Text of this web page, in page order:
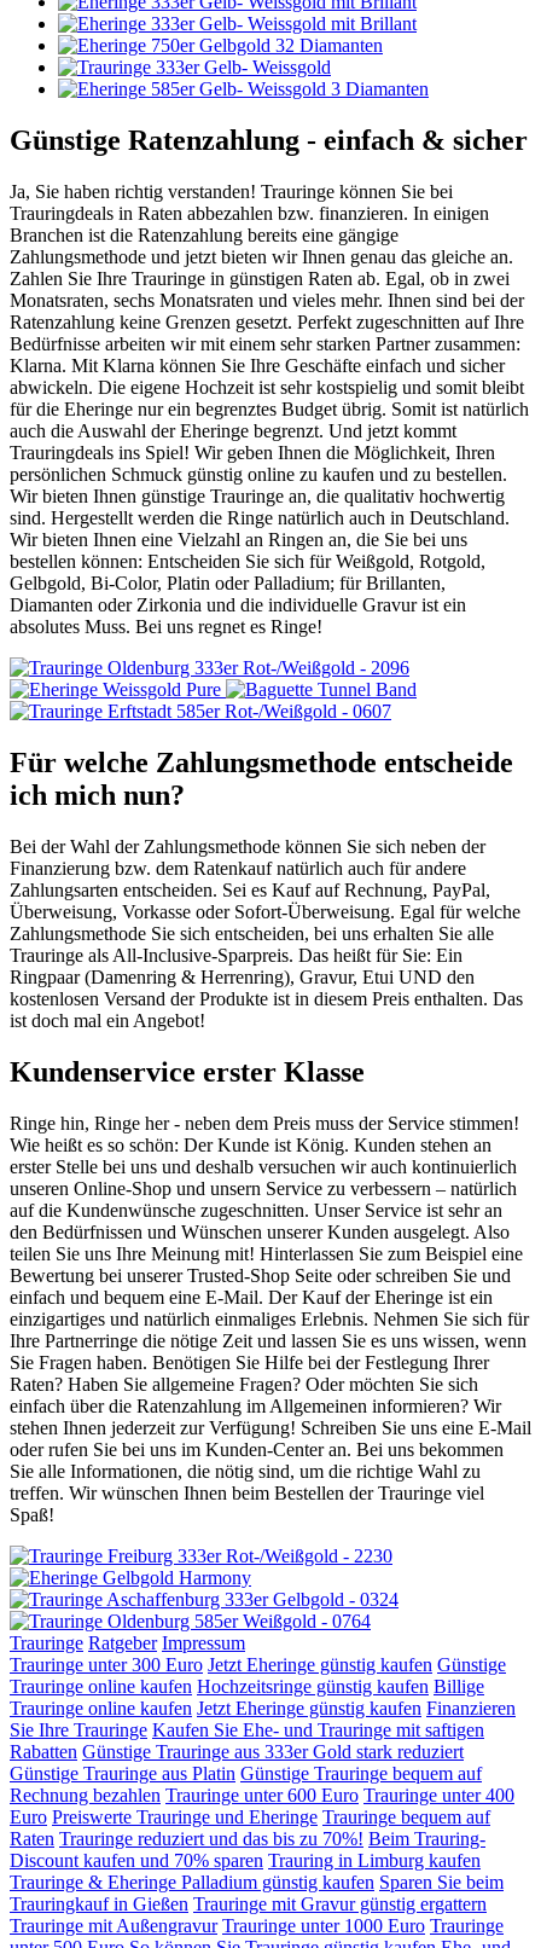
Günstige Ratenzahlung - einfach & sicher
Ja, Sie haben richtig verstanden! Trauringe können Sie bei
Trauringdeals in Raten abbezahlen bzw. finanzieren. In einigen
Branchen ist die Ratenzahlung bereits eine gängige
Zahlungsmethode und jetzt bieten wir Ihnen genau das gleiche an.
Zahlen Sie Ihre Trauringe in günstigen Raten ab. Egal, ob in zwei
Monatsraten, sechs Monatsraten und vieles mehr. Ihnen sind bei der
Ratenzahlung keine Grenzen gesetzt. Perfekt zugeschnitten auf Ihre
Bedürfnisse arbeiten wir mit einem sehr starken Partner zusammen:
Klarna. Mit Klarna können Sie Ihre Geschäfte einfach und sicher
abwickeln. Die eigene Hochzeit ist sehr kostspielig und somit bleibt
für die Eheringe nur ein begrenztes Budget übrig. Somit ist natürlich
auch die Auswahl der Eheringe begrenzt. Und jetzt kommt
Trauringdeals ins Spiel! Wir geben Ihnen die Möglichkeit, Ihren
persönlichen Schmuck günstig online zu kaufen und zu bestellen.
Wir bieten Ihnen günstige Trauringe an, die qualitativ hochwertig
sind. Hergestellt werden die Ringe natürlich auch in Deutschland.
Wir bieten Ihnen eine Vielzahl an Ringen an, die Sie bei uns
bestellen können: Entscheiden Sie sich für Weißgold, Rotgold,
Gelbgold, Bi-Color, Platin oder Palladium; für Brillanten,
Diamanten oder Zirkonia und die individuelle Gravur ist ein
absolutes Muss. Bei uns regnet es Ringe!
Für welche Zahlungsmethode entscheide
ich mich nun?
Bei der Wahl der Zahlungsmethode können Sie sich neben der
Finanzierung bzw. dem Ratenkauf natürlich auch für andere
Zahlungsarten entscheiden. Sei es Kauf auf Rechnung, PayPal,
Überweisung, Vorkasse oder Sofort-Überweisung. Egal für welche
Zahlungsmethode Sie sich entscheiden, bei uns erhalten Sie alle
Trauringe als All-Inclusive-Sparpreis. Das heißt für Sie: Ein
Ringpaar (Damenring & Herrenring), Gravur, Etui UND den
kostenlosen Versand der Produkte ist in diesem Preis enthalten. Das
ist doch mal ein Angebot!
Kundenservice erster Klasse
Ringe hin, Ringe her - neben dem Preis muss der Service stimmen!
Wie heißt es so schön: Der Kunde ist König. Kunden stehen an
erster Stelle bei uns und deshalb versuchen wir auch kontinuierlich
unseren Online-Shop und unsern Service zu verbessern – natürlich
auf die Kundenwünsche zugeschnitten. Unser Service ist sehr an
den Bedürfnissen und Wünschen unserer Kunden ausgelegt. Also
teilen Sie uns Ihre Meinung mit! Hinterlassen Sie zum Beispiel eine
Bewertung bei unserer Trusted-Shop Seite oder schreiben Sie und
einfach und bequem eine E-Mail. Der Kauf der Eheringe ist ein
einzigartiges und natürlich einmaliges Erlebnis. Nehmen Sie sich für
Ihre Partnerringe die nötige Zeit und lassen Sie es uns wissen, wenn
Sie Fragen haben. Benötigen Sie Hilfe bei der Festlegung Ihrer
Raten? Haben Sie allgemeine Fragen? Oder möchten Sie sich
einfach über die Ratenzahlung im Allgemeinen informieren? Wir
stehen Ihnen jederzeit zur Verfügung! Schreiben Sie uns eine E-Mail
oder rufen Sie bei uns im Kunden-Center an. Bei uns bekommen
Sie alle Informationen, die nötig sind, um die richtige Wahl zu
treffen. Wir wünschen Ihnen beim Bestellen der Trauringe viel
Spaß!
Trauringe Ratgeber Impressum
Trauringe unter 300 Euro Jetzt Eheringe günstig kaufen Günstige
Trauringe online kaufen Hochzeitsringe günstig kaufen Billige
Trauringe online kaufen Jetzt Eheringe günstig kaufen Finanzieren
Sie Ihre Trauringe Kaufen Sie Ehe- und Trauringe mit saftigen
Rabatten Günstige Trauringe aus 333er Gold stark reduziert
Günstige Trauringe aus Platin Günstige Trauringe bequem auf
Rechnung bezahlen Trauringe unter 600 Euro Trauringe unter 400
Euro Preiswerte Trauringe und Eheringe Trauringe bequem auf
Raten Trauringe reduziert und das bis zu 70%! Beim Trauring-
Discount kaufen und 70% sparen Trauring in Limburg kaufen
Trauringe & Eheringe Palladium günstig kaufen Sparen Sie beim
Trauringkauf in Gießen Trauringe mit Gravur günstig ergattern
Trauringe mit Außengravur Trauringe unter 1000 Euro Trauringe